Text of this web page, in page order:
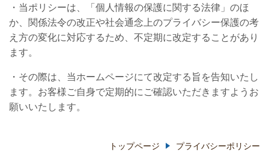
・当ポリシーは、「個人情報の保護に関する法律」のほ
か、関係法令の改正や社会通念上のプライバシー保護の考
え方の変化に対応するため、不定期に改定することがあり
ます。
・その際は、当ホームページにて改定する旨を告知いたし
ます。お客様ご自身で定期的にご確認いただきますようお
願いいたします。
トップページ プライバシーポリシー